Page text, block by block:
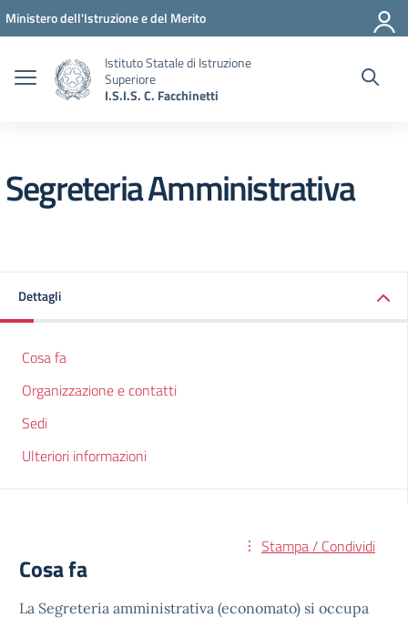
Vai ai contenuti
Vai al menu di navigazione
Vai al footer
Ministero dell'Istruzione e del Merito
Istituto Statale di Istruzione
Superiore
I.S.I.S. C. Facchinetti
Segreteria Amministrativa
Dettagli
Cosa fa
Organizzazione e contatti
Sedi
Ulteriori informazioni
Stampa / Condividi
Cosa fa
La Segreteria amministrativa (economato) si occupa